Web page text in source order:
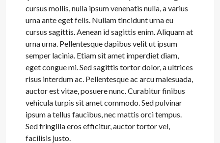
cursus mollis, nulla ipsum venenatis nulla, a varius
urna ante eget felis. Nullam tincidunt urna eu
cursus sagittis. Aenean id sagittis enim. Aliquam at
urna urna. Pellentesque dapibus velit ut ipsum
semper lacinia. Etiam sit amet imperdiet diam,
eget congue mi. Sed sagittis tortor dolor, a ultrices
risus interdum ac. Pellentesque ac arcu malesuada,
auctor est vitae, posuere nunc. Curabitur finibus
vehicula turpis sit amet commodo. Sed pulvinar
ipsum a tellus faucibus, nec mattis orci tempus.
Sed fringilla eros efficitur, auctor tortor vel,
facilisis justo.